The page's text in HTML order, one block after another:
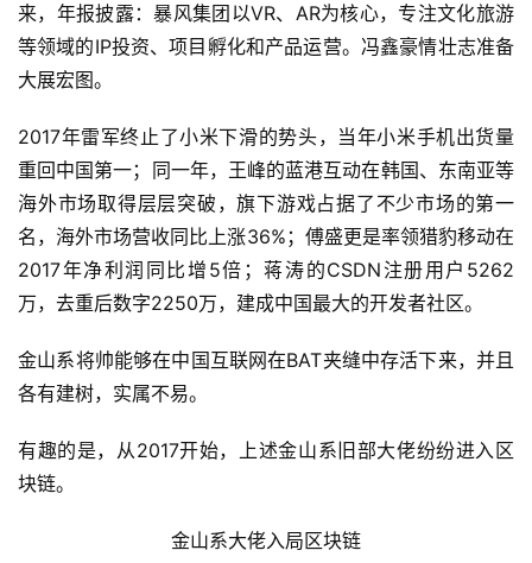
来，年报披露：暴风集团以VR、AR为核心，专注文化旅游
等领域的IP投资、项目孵化和产品运营。冯鑫豪情壮志准备
大展宏图。
2017年雷军终止了小米下滑的势头，当年小米手机出货量
重回中国第一；同一年，王峰的蓝港互动在韩国、东南亚等
海外市场取得层层突破，旗下游戏占据了不少市场的第一
名，海外市场营收同比上涨36%；傅盛更是率领猎豹移动在
2017年净利润同比增5倍；蒋涛的CSDN注册用户5262
万，去重后数字2250万，建成中国最大的开发者社区。
金山系将帅能够在中国互联网在BAT夹缝中存活下来，并且
各有建树，实属不易。
有趣的是，从2017开始，上述金山系旧部大佬纷纷进入区
块链。
金山系大佬入局区块链